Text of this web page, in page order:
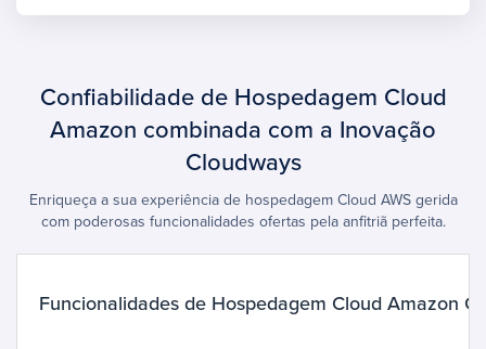
Confiabilidade de Hospedagem Cloud
Amazon combinada com a Inovação
Cloudways
Enriqueça a sua experiência de hospedagem Cloud AWS gerida
com poderosas funcionalidades ofertas pela anfitriã perfeita.
Funcionalidades de Hospedagem Cloud Amazon